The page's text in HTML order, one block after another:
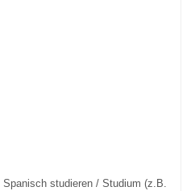
studieren / Studium (z.B.